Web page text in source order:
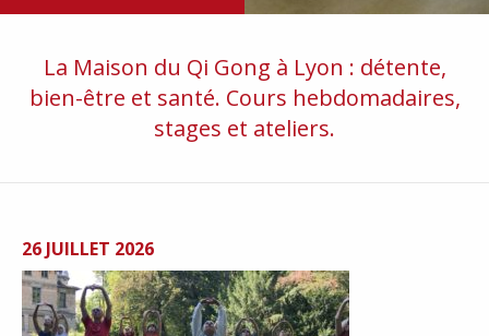
La Maison du Qi Gong à Lyon : détente,
bien-être et santé. Cours hebdomadaires,
stages et ateliers.
26 JUILLET 2026